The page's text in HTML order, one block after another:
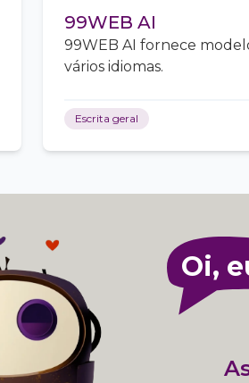
99WEB AI
99WEB AI fornece
vários idiomas.
Escrita geral
Oi,